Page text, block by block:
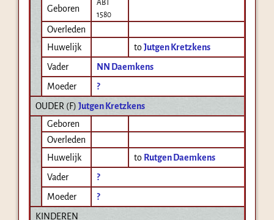
Geboren
ABT
1580
Overleden
Huwelijk
toJutgen Kretzkens
Vader
NN Daemkens
Moeder
?
OUDER (F) Jutgen Kretzkens
Geboren
Overleden
Huwelijk
to Rutgen Daemkens
Vader
?
Moeder
?
KINDEREN